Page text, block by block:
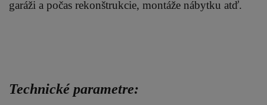
garáži a počas rekonštrukcie, montáže nábytku atď.
Technické parametre: